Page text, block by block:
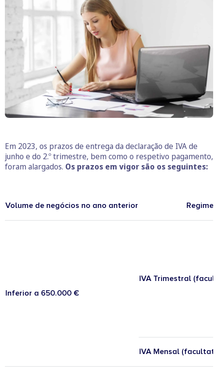
Em 2023, os prazos de entrega da declaração de IVA de
junho e do 2.º trimestre, bem como o respetivo pagamento,
foram alargados. Os prazos em vigor são os seguintes:
Volume de negócios no ano anterior Regime
Inferior a 650.000 €
IVA Trimestral
IVA Mensal